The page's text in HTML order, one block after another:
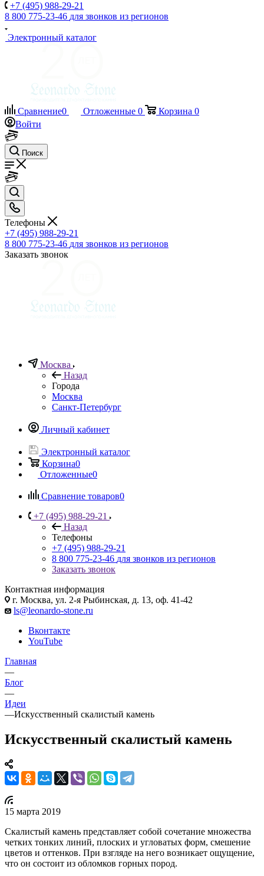
+7 (495) 988-29-21
8 800 775-23-46 для звонков из регионов
Электронный каталог
Сравнение0 Отложенные 0 Корзина 0
Войти
Поиск
Телефоны
+7 (495) 988-29-21
8 800 775-23-46 для звонков из регионов
Заказать звонок
Москва
Назад
Города
Москва
Санкт-Петербург
Личный кабинет
Электронный каталог
Корзина0
Отложенные0
Сравнение товаров0
+7 (495) 988-29-21
Назад
Телефоны
+7 (495) 988-29-21
8 800 775-23-46 для звонков из регионов
Заказать звонок
Контактная информация
г. Москва, ул. 2-я Рыбинская, д. 13, оф. 41-42
ls@leonardo-stone.ru
Вконтакте
YouTube
Главная
—
Блог
—
Идеи
—Искусственный скалистый камень
Искусственный скалистый камень
15 марта 2019
Скалистый камень представляет собой сочетание множества
четких тонких линий, плоских и угловатых форм, смешение
цветов и оттенков. При взгляде на него возникает ощущение,
что он состоит из обломков горных пород.